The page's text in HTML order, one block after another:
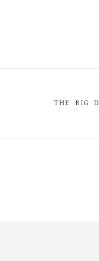
THE BIG